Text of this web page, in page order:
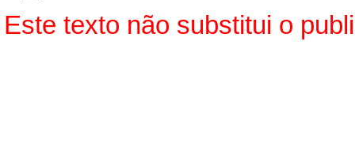
Este texto não substitui o